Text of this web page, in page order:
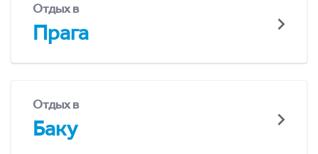
Отдых в
Прага
Отдых в
Баку